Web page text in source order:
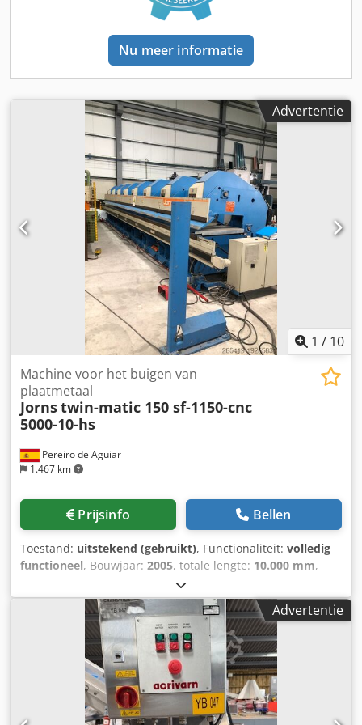
Nu meer informatie
Advertentie
1 / 10
Pereiro de Aguiar
1.467 km
Machine voor het buigen van
plaatmetaal
Jornstwin-matic 150 sf-1150-cnc
5000-10-hs
Prijsinfo Bellen
Toestand: uitstekend (gebruikt), Functionaliteit: volledig
functioneel, Bouwjaar: 2005, totale lengte: 10.000 mm,
CNC 5000-besturing met 17-inch TFT-kleurentouchscreen. -
automatisch snijden door rotalme - Dubbele hydraulische
klemset voor het klemmen van plaatwerk (kort en lang)
Bovenbalk met watervouwgroef, olievulling, bevestigings-
en nivelleringsmateriaal, noodstoprail over de gehele
lengte van de machine, noodstop-aandrijving geïntegreerd
in het pedaal voor de bovenbalk en de klapbalk, 2e pedaal
voor bediening door 2 personen, veiligheidsvoorziening op
de bovenbalk, 2 vingers voor het vasthouden van korte
Advertentie